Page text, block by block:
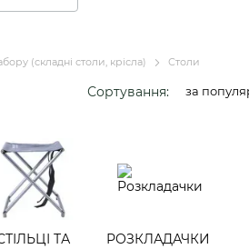
(складні столи, крісла) Столи
Сортування: за
ТА
РОЗКЛАДАЧКИ